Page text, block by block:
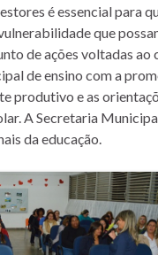
é essencial para
que
de ações voltadas
de ensino com a
produtivo e as
A Secretaria
da educação.